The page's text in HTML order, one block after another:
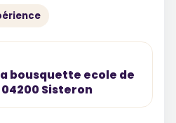
bousquette ecole de
Sisteron